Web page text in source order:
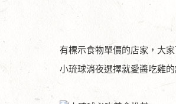
有標示食物單價的店家，大
小琉球消夜選擇就愛醬吃雞